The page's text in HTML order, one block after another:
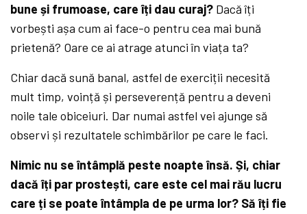
bune și frumoase, care îți dau curaj? Dacă îți
vorbești așa cum ai face-o pentru cea mai bună
prietenă? Oare ce ai atrage atunci în viața ta?
Chiar dacă sună banal, astfel de exerciții necesită
mult timp, voință și perseverență pentru a deveni
noile tale obiceiuri. Dar numai astfel vei ajunge să
observi și rezultatele schimbărilor pe care le faci.
Nimic nu se întâmplă peste noapte însă. Și, chiar
dacă îți par prostești, care este cel mai rău lucru
care ți se poate întâmpla de pe urma lor? Să îți fie